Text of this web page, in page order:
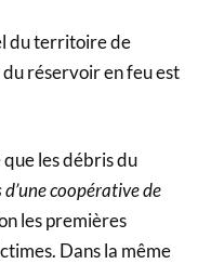
du territoire de
réservoir en feu est
les débris du
coopérative de
les premières
Dans la même